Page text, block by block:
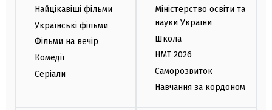
Найцікавіші фільми
Українські фільми
Фільми на вечір
Комедії
Серіали
Міністерство освіти та
науки України
Школа
НМТ 2026
Саморозвиток
Навчання за кордоном